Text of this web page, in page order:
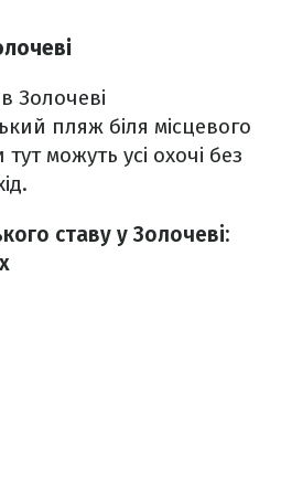
Золочеві
пляж біля місцевого
можуть усі охочі без
ставу у Золочеві: